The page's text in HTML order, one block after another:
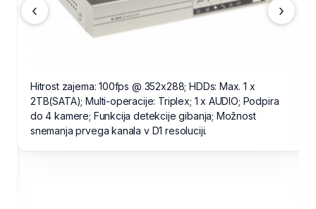
‹ ›
barvna kamera, v slabi svetlobi pa senzor priklopi IR
LED in preklopi delovanje kamere v Č/B način.
Konstrukcija kamere omogoča stropno in stensko
montažo (rotacija slike je prilagodljiva). Kamera je